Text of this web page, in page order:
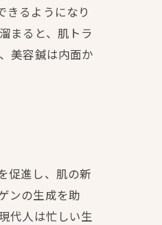
きるようになり
まると、肌トラ
美容鍼は内面か
促進し、肌の新
ンの生成を助
代人は忙しい生